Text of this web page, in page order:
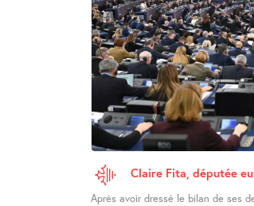
Claire Fita, députée
Après avoir dressé le bilan de ses